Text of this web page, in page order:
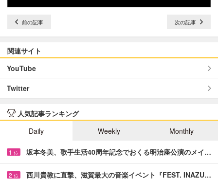
前の記事 次の記事
関連サイト
YouTube
Twitter
人気記事ランキング
Daily
Weekly Monthly
1 位 坂本冬美、歌手生活40周年記念でおくる明治座公演のメイ…
2 位 西川貴教に直撃、滋賀最大の音楽イベント『FEST. INAZU…